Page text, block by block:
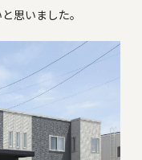
思いました。